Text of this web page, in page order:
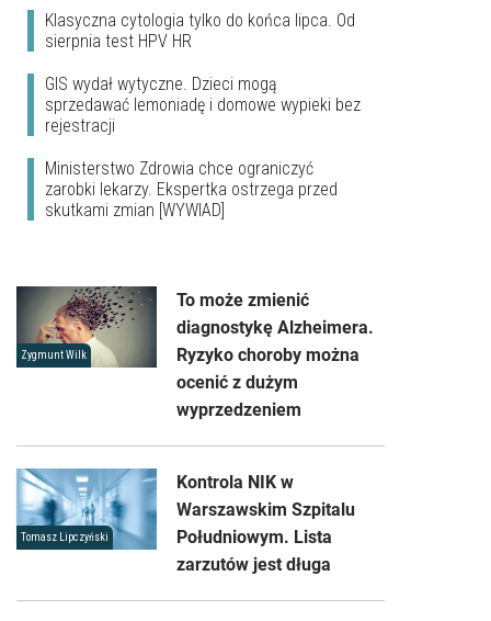
Klasyczna cytologia tylko do końca lipca. Od
sierpnia test HPV HR
GIS wydał wytyczne. Dzieci mogą
sprzedawać lemoniadę i domowe wypieki bez
rejestracji
Ministerstwo Zdrowia chce ograniczyć
zarobki lekarzy. Ekspertka ostrzega przed
skutkami zmian [WYWIAD]
Zygmunt Wilk
To może zmienić
diagnostykę Alzheimera.
Ryzyko choroby można
ocenić z dużym
wyprzedzeniem
Tomasz Lipczyński
Kontrola NIK w
Warszawskim Szpitalu
Południowym. Lista
zarzutów jest długa